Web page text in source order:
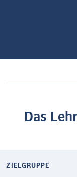
Das
ZIELGRUPPE